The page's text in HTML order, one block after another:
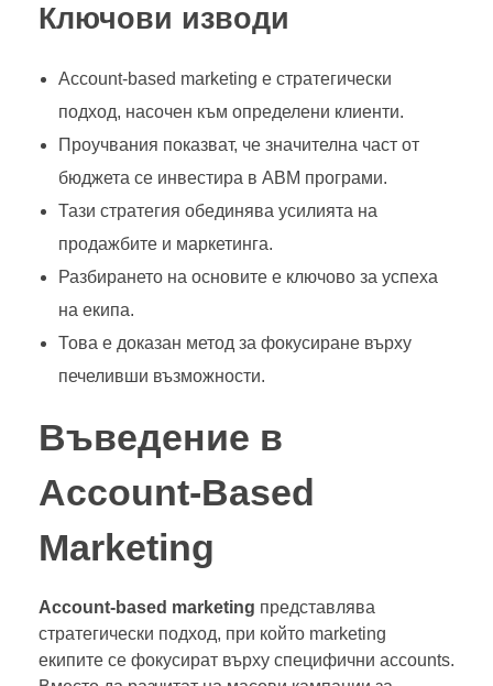
Ключови изводи
Account-based marketing е стратегически
подход, насочен към определени клиенти.
Проучвания показват, че значителна част от
бюджета се инвестира в ABM програми.
Тази стратегия обединява усилията на
продажбите и маркетинга.
Разбирането на основите е ключово за успеха
на екипа.
Това е доказан метод за фокусиране върху
печеливши възможности.
Въведение в
Account-Based
Marketing
Account-based marketing представлява
стратегически подход, при който marketing
екипите се фокусират върху специфични accounts.